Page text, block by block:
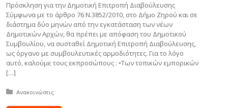
Πρόσκληση για την Δημοτική Επιτροπή Διαβούλευσης
Σύμφωνα με το άρθρο 76 Ν.3852/2010, στο Δήμο Ζηρού και σε
διάστημα δύο μηνών από την εγκατάσταση των νέων
Δημοτικών Αρχών, θα πρέπει με απόφαση του Δημοτικού
Συμβουλίου, να συσταθεί Δημοτική Επιτροπή Διαβούλευσης,
ως όργανο με συμβουλευτικές αρμοδιότητες. Για το λόγο
αυτό, καλούμε τους εκπροσώπους : •Των τοπικών εμπορικών
[…]
Δημοσιεύτηκε σε:
Ανακοινώσεις